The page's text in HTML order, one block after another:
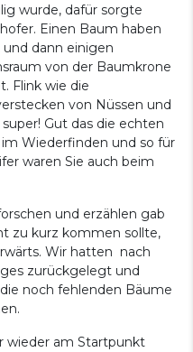
wurde, dafür sorgte
Einen Baum haben
dann einigen
von der Baumkrone
Flink wie die
von Nüssen und
Gut das die echten
Wiederfinden und so für
waren Sie auch beim
und erzählen gab
zu kurz kommen sollte,
Wir hatten nach
zurückgelegt und
noch fehlenden Bäume
wieder am Startpunkt